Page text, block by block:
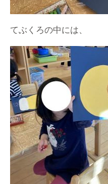
てぶくろの中には、